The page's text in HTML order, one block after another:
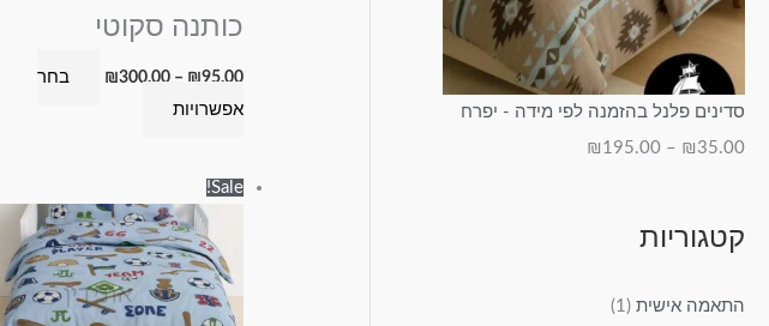
סדינים פלנל בהזמנה לפי מידה - יפרח
₪ 35.00
–
₪ 195.00
קטגוריות
התאמה אישית (1)
כותנה סקוטי
₪95.00
–
₪300.00
בחר
אפשרויות
בעמוד
המוצר
Sale!
⁦₪25.00⁩
עד
⁦₪130.00⁩
זה
יש
מספר
סוגים.